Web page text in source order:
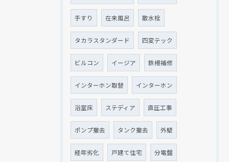
手すり 在来風呂 散水栓
タカラスタンダード 四変テック
ビルコン イージア 鉄柵補修
インターホン取替 インターホン
浴室床 ステディア 直圧工事
ポンプ撤去 タンク撤去 外壁
経年劣化 戸建て住宅 分電盤